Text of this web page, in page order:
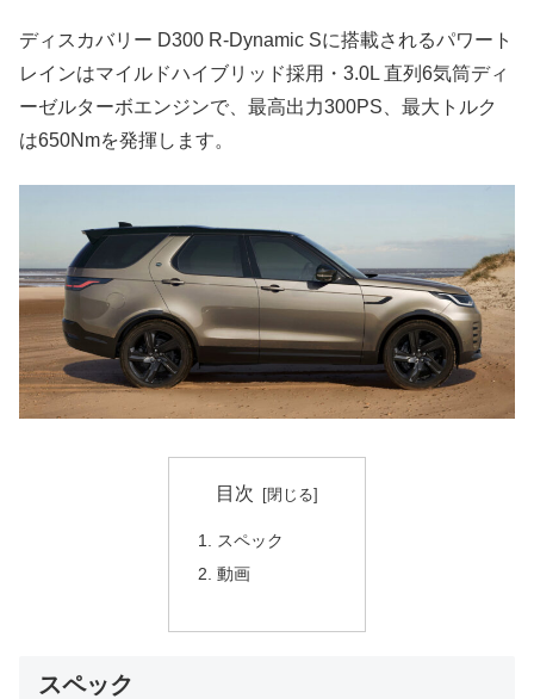
ディスカバリー D300 R-Dynamic Sに搭載されるパワート
レインはマイルドハイブリッド採用・3.0L 直列6気筒ディ
ーゼルターボエンジンで、最高出力300PS、最大トルク
は650Nmを発揮します。
目次
スペック
動画
スペック